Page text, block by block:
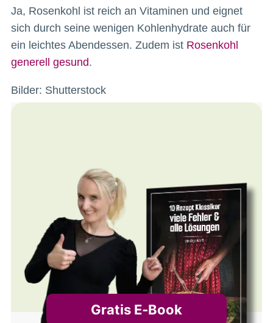
Ja, Rosenkohl ist reich an Vitaminen und eignet
sich durch seine wenigen Kohlenhydrate auch für
ein leichtes Abendessen. Zudem ist Rosenkohl
generell gesund.
Bilder: Shutterstock
Gratis E‑Book